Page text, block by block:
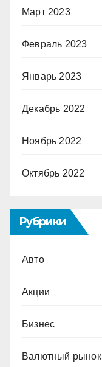
Март 2023
Февраль 2023
Январь 2023
Декабрь 2022
Ноябрь 2022
Октябрь 2022
Рубрики
Авто
Акции
Бизнес
Валютный рынок